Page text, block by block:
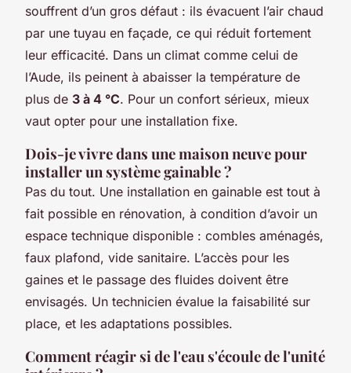
souffrent d’un gros défaut : ils évacuent l’air chaud
par une tuyau en façade, ce qui réduit fortement
leur efficacité. Dans un climat comme celui de
l’Aude, ils peinent à abaisser la température de
plus de 3 à 4 °C. Pour un confort sérieux, mieux
vaut opter pour une installation fixe.
Dois-je vivre dans une maison neuve pour
installer un système gainable ?
Pas du tout. Une installation en gainable est tout à
fait possible en rénovation, à condition d’avoir un
espace technique disponible : combles aménagés,
faux plafond, vide sanitaire. L’accès pour les
gaines et le passage des fluides doivent être
envisagés. Un technicien évalue la faisabilité sur
place, et les adaptations possibles.
Comment réagir si de l'eau s'écoule de l'unité